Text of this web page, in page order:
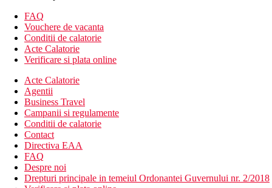
Camere Double Superior
aprox. 46-55 m²
includ suplimentar un living
mobilate similar camerelor standard
Camere Family Room
includ suplimentar un living
mobilate similar camerelor standard
Descrierea hotelului
Hotelul dispune de:
apartamente inconjurate de gradini tropicale
2 piscine pentru adulti si 2 piscine pentru copii
o mica sala de sport la fata locului, precum si zone de
joaca interioare si exterioare pentru copii. Complexul are
FAQ
Vouchere de vacanta
Conditii de calatorie
Acte Calatorie
Verificare si plata online
Acte Calatorie
Agentii
Business Travel
Campanii si regulamente
Conditii de calatorie
Contact
Directiva EAA
FAQ
Despre noi
Drepturi principale in temeiul Ordonantei Guvernului nr. 2/2018